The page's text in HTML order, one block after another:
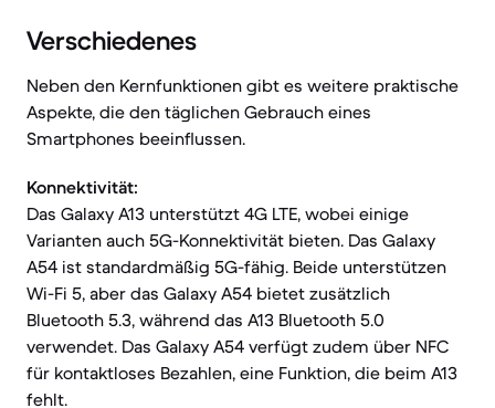
Verschiedenes
Neben den Kernfunktionen gibt es weitere praktische
Aspekte, die den täglichen Gebrauch eines
Smartphones beeinflussen.
Konnektivität:
Das Galaxy A13 unterstützt 4G LTE, wobei einige
Varianten auch 5G-Konnektivität bieten. Das Galaxy
A54 ist standardmäßig 5G-fähig. Beide unterstützen
Wi-Fi 5, aber das Galaxy A54 bietet zusätzlich
Bluetooth 5.3, während das A13 Bluetooth 5.0
verwendet. Das Galaxy A54 verfügt zudem über NFC
für kontaktloses Bezahlen, eine Funktion, die beim A13
fehlt.